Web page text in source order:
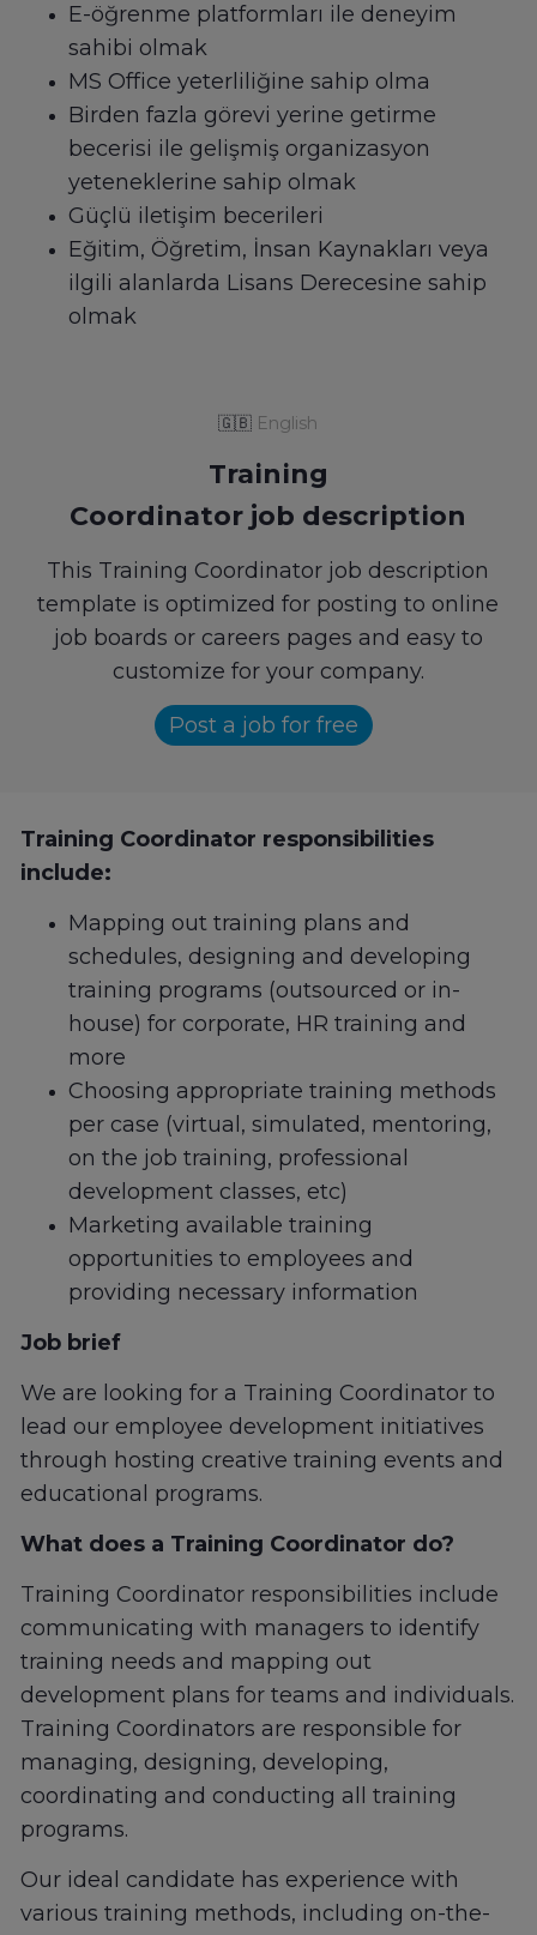
E-öğrenme platformları ile deneyim
sahibi olmak
MS Office yeterliliğine sahip olma
Birden fazla görevi yerine getirme
becerisi ile gelişmiş organizasyon
yeteneklerine sahip olmak
Güçlü iletişim becerileri
Eğitim, Öğretim, İnsan Kaynakları veya
ilgili alanlarda Lisans Derecesine sahip
olmak
🇬🇧 English
Training
Coordinator job description
This Training Coordinator job description
template is optimized for posting to online
job boards or careers pages and easy to
customize for your company.
Post a job for free
Training Coordinator responsibilities
include:
Mapping out training plans and
schedules, designing and developing
training programs (outsourced or in-
house) for corporate, HR training and
more
Choosing appropriate training methods
per case (virtual, simulated, mentoring,
on the job training, professional
development classes, etc)
Marketing available training
opportunities to employees and
providing necessary information
Job brief
We are looking for a Training Coordinator to
lead our employee development initiatives
through hosting creative training events and
educational programs.
What does a Training Coordinator do?
Training Coordinator responsibilities include
communicating with managers to identify
training needs and mapping out
development plans for teams and individuals.
Training Coordinators are responsible for
managing, designing, developing,
coordinating and conducting all training
programs.
Our ideal candidate has experience with
various training methods, including on-the-